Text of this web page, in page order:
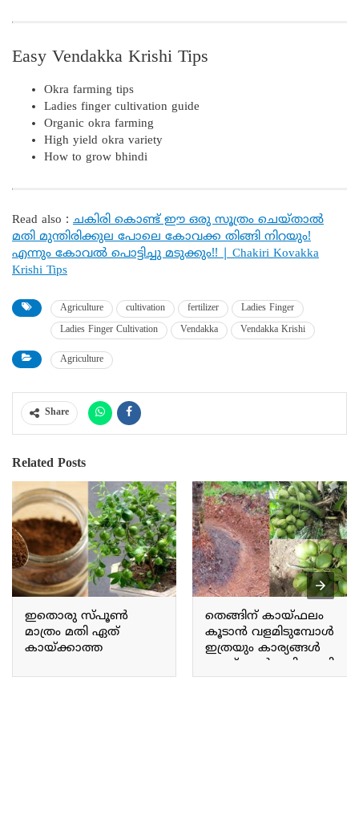
Easy Vendakka Krishi Tips
Okra farming tips
Ladies finger cultivation guide
Organic okra farming
High yield okra variety
How to grow bhindi
Read also : ചകിരി കൊണ്ട് ഈ ഒരു സൂത്രം ചെയ്താൽ
മതി മുന്തിരിക്കുല പോലെ കോവക്ക തിങ്ങി നിറയും!
എന്നും കോവൽ പൊട്ടിച്ചു മടുക്കും!! | Chakiri Kovakka
Krishi Tips
Agriculture cultivation fertilizer
Ladies Finger
Ladies Finger Cultivation
Vendakka Vendakka Krishi
Agriculture
Share
Related Posts
ഇതൊരു സ്‌പൂൺ
മാത്രം മതി ഏത്
കായ്ക്കാത്ത
കുലകുത്തി കായ്ക്കും!
തെങ്ങിന് കായ്ഫലം
കൂടാൻ വളമിടുമ്പോൾ
ഇത്രയും കാര്യങ്ങൾ
ചെയ്താൽ മതി.. ഇനി
തെങ്ങിന് ഇരട്ടി വിളവ്.!!